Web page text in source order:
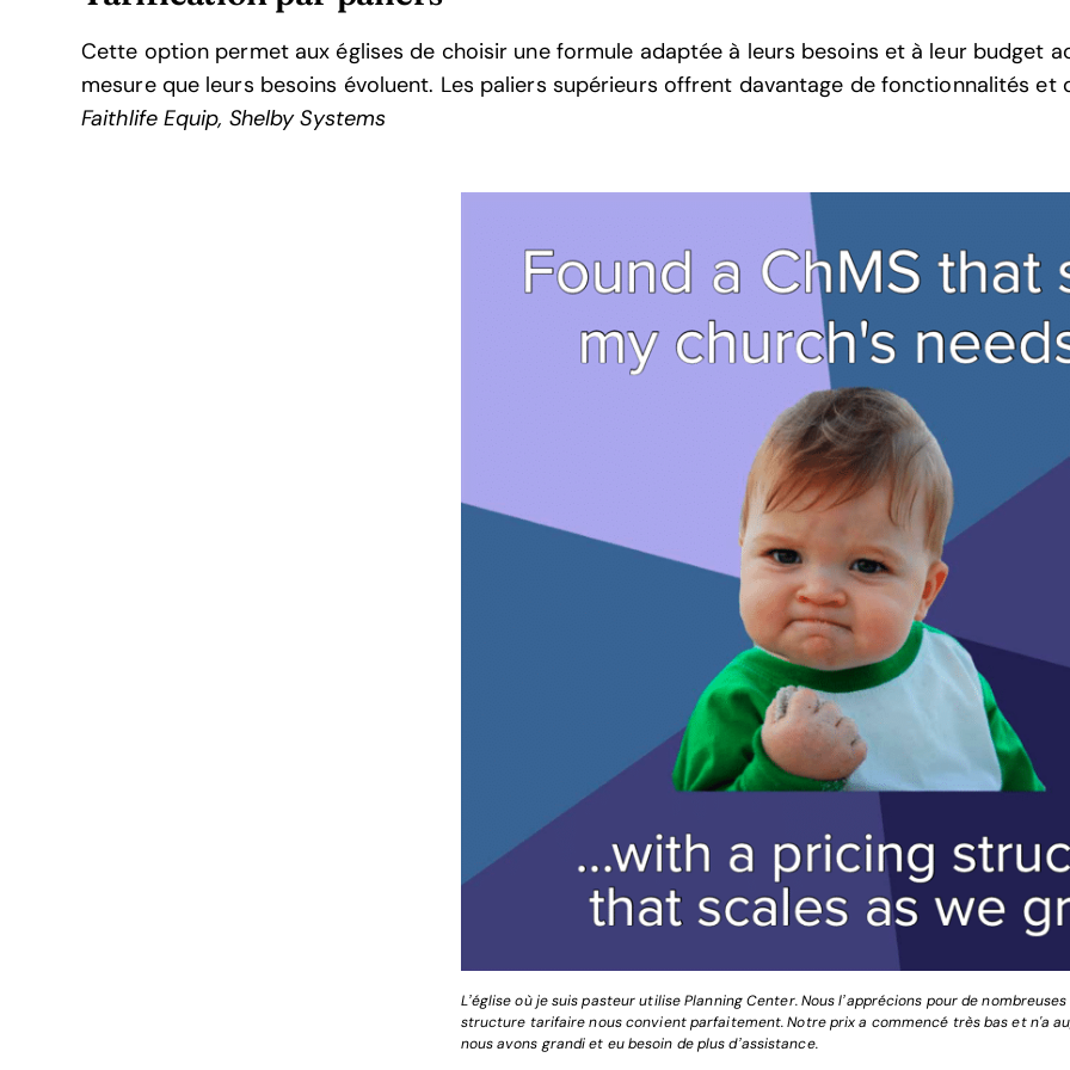
Cette option permet aux églises de choisir une formule adaptée à leurs besoins et à leur budget
mesure que leurs besoins évoluent. Les paliers supérieurs offrent davantage de fonctionnalités et
Faithlife Equip, Shelby Systems
L’église où je suis pasteur utilise Planning Center. Nous l’apprécions pour de
structure tarifaire nous convient parfaitement. Notre prix a commencé très bas et n'a
nous avons grandi et eu besoin de plus d’assistance.